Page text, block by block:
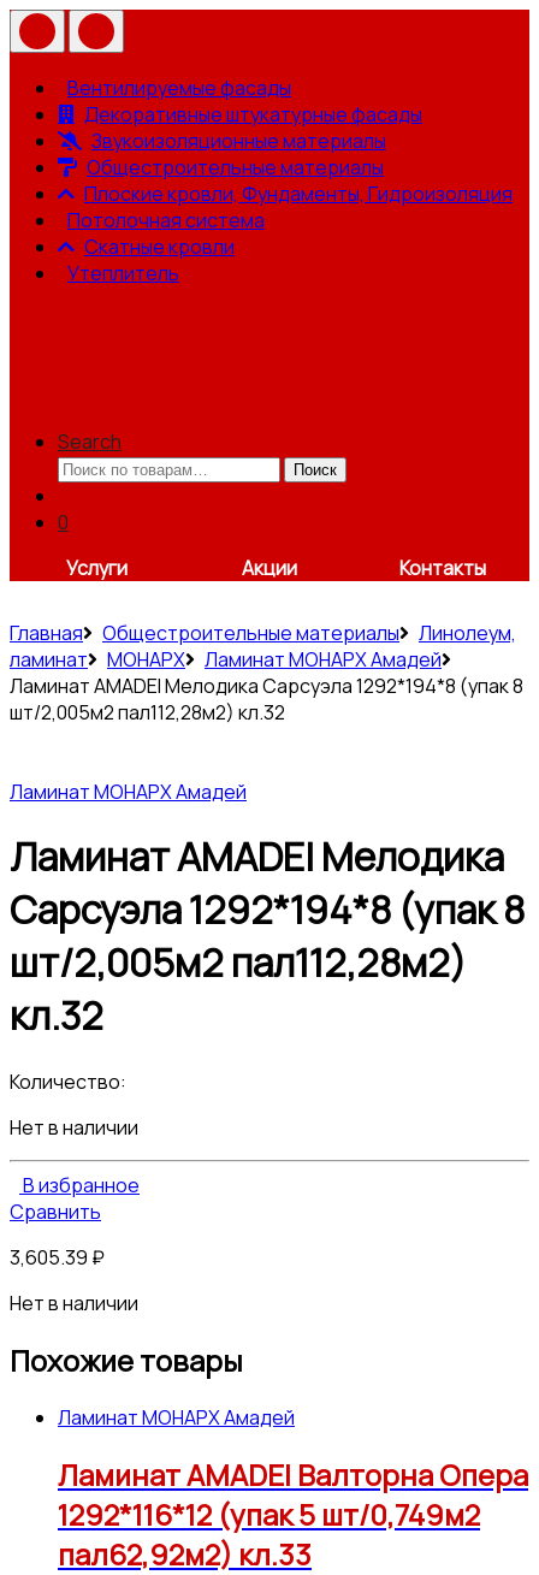
Вентилируемые фасады
Декоративные штукатурные фасады
Звукоизоляционные материалы
Общестроительные материалы
Плоские кровли, Фундаменты, Гидроизоляция
Потолочная система
Скатные кровли
Утеплитель
Search
Искать:
Поиск
0
Услуги
Акции Контакты
Главная Общестроительные материалы
Линолеум,
ламинат
МОНАРХ
Ламинат МОНАРХ Амадей
Ламинат AMADEI Мелодика Сарсуэла 1292*194*8 (упак 8
шт/2,005м2 пал112,28м2) кл.32
Ламинат МОНАРХ Амадей
Ламинат AMADEI Мелодика
Сарсуэла 1292*194*8 (упак 8
шт/2,005м2 пал112,28м2)
кл.32
Количество:
Нет в наличии
В избранное
Сравнить
3,605.39 ₽
Нет в наличии
Похожие товары
Ламинат МОНАРХ Амадей
Ламинат AMADEI Валторна Опера
1292*116*12 (упак 5 шт/0,749м2
пал62,92м2) кл.33